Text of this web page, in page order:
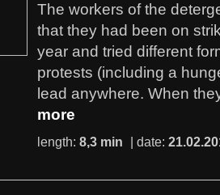
The workers of the
that they had been on
year and tried different
protests (including a
lead anywhere. When
more
length: 8,3 min | date: